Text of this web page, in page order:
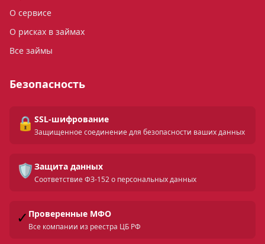
О сервисе
О рисках в займах
Все займы
Безопасность
🔒 SSL-шифрование
Защищенное соединение для безопасности ваших данных
🛡️ Защита данных
Соответствие ФЗ-152 о персональных данных
✓ Проверенные МФО
Все компании из реестра ЦБ РФ